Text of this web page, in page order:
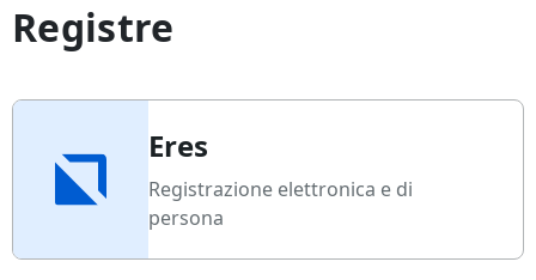
Registre
Eres
Registrazione elettronica e di
persona